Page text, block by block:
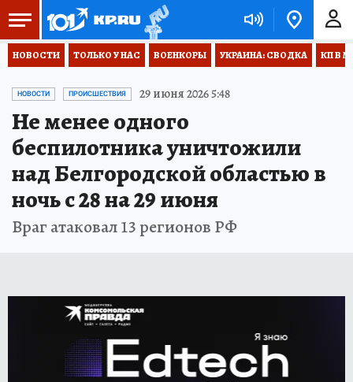
НОВОСТИ ТОЛЬКО У НАС ВОЕНКОРЫ УКРАИНА: СВОДКА КП В
НОВОСТИ ПРОИСШЕСТВИЯ 29 июня 2026 5:48
Не менее одного
беспилотника уничтожили
над Белгородской областью в
ночь с 28 на 29 июня
Враг атаковал 13 регионов РФ